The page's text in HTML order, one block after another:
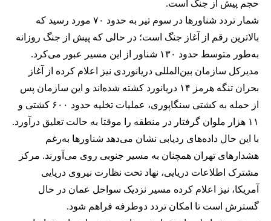
حجم پیش از جنگ است.
شمار تردد شناورها در سوم تیر به حدود ۷۰ مورد رسید که
بالاترین رقم از آغاز جنگ است؛ در حالی که پیش از جنگ روزانه
به‌طور متوسط حدود ۱۳۰ شناور از این مسیر عبور می‌کرد.
مدیرکل سازمان بین‌المللی دریانوردی نیز اعلام کرده از آغاز
بحران تنگه هرمز ۱۴ دریانورد کشته شده‌اند و این سازمان پس
از حمله به کشتی سنگاپوری، عملیات تخلیه حدود ۶۰۰ کشتی و
۱۱ هزار ملوان گرفتار در منطقه را موقتا به حالت تعلیق درآورد.
با این حال داده‌های ردیابی نشان می‌دهد شناورها به‌رغم
هشدارهای تهران همچنان به مسیر جنوبی روی می‌آورند. مرکز
مشترک اطلاعات دریایی، نهاد تحت نظارت نیروی دریایی
آمریکا، نیز اعلام کرده مسیر نزدیک سواحل عمان در حال
گسترش است تا امکان تردد دوطرفه فراهم شود.